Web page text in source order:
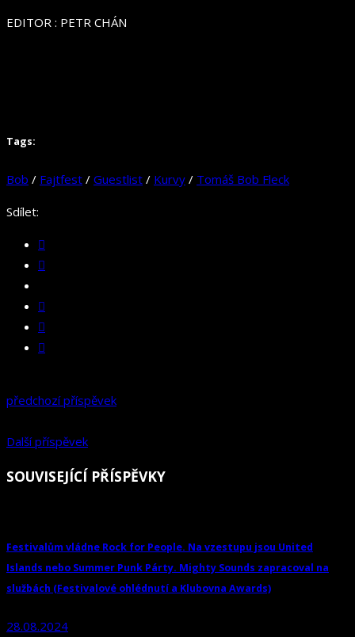
EDITOR : PETR CHÁN
Tags:
Bob / Fajtfest / Guestlist / Kurvy / Tomáš Bob Fleck
Sdílet:
předchozí příspěvek
Další příspěvek
SOUVISEJÍCÍ PŘÍSPĚVKY
Festivalům vládne Rock for People. Na vzestupu jsou United
Islands nebo Summer Punk Párty. Mighty Sounds zapracoval na
službách (Festivalové ohlédnutí a Klubovna Awards)
28.08.2024